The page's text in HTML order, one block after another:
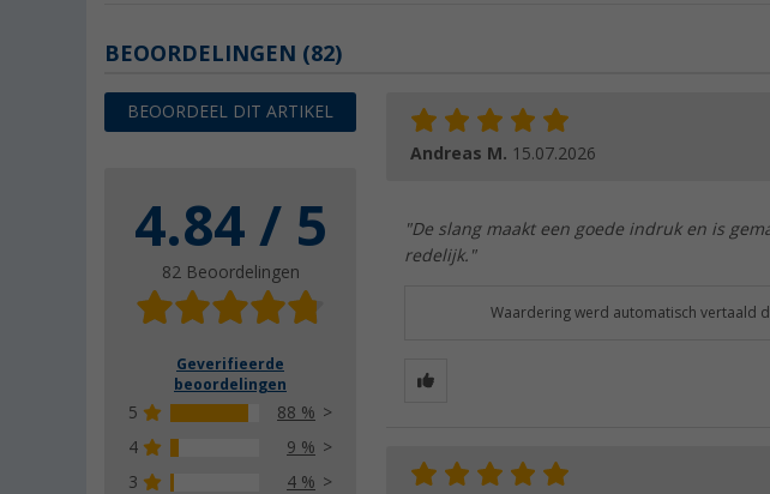
BEOORDELINGEN (82)
BEOORDEEL DIT ARTIKEL
4.84 / 5
82 Beoordelingen
Geverifieerde
beoordelingen
5
88 %
4
9 %
3
4 %
Andreas M. 15.07.2026
"De slang maakt een goede indruk en is
redelijk."
Waardering werd automatisch vertaald